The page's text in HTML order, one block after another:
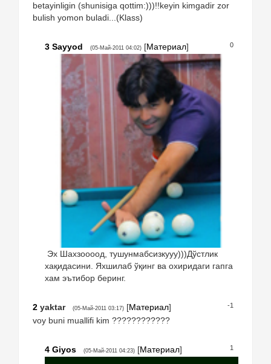
betayinligin (shunisiga qottim:)))!!keyin kimgadir zor
bulish yomon buladi...(Klass)
0
3 Sayyod (05-Май-2011 04:02) [Материал]
Эх Шахзоооод, тушунмабсизкууу)))Дўстлик
хақидасини. Яхшилаб ўқинг ва охиридаги гапга
хам эътибор беринг.
-1
2 yaktar (05-Май-2011 03:17) [Материал]
voy buni muallifi kim ????????????
1
4 Giyos (05-Май-2011 04:23) [Материал]